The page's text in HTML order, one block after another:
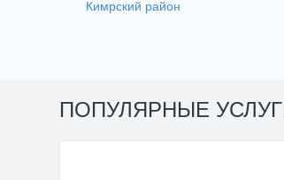
Кимрский район
ПОПУЛЯРНЫЕ